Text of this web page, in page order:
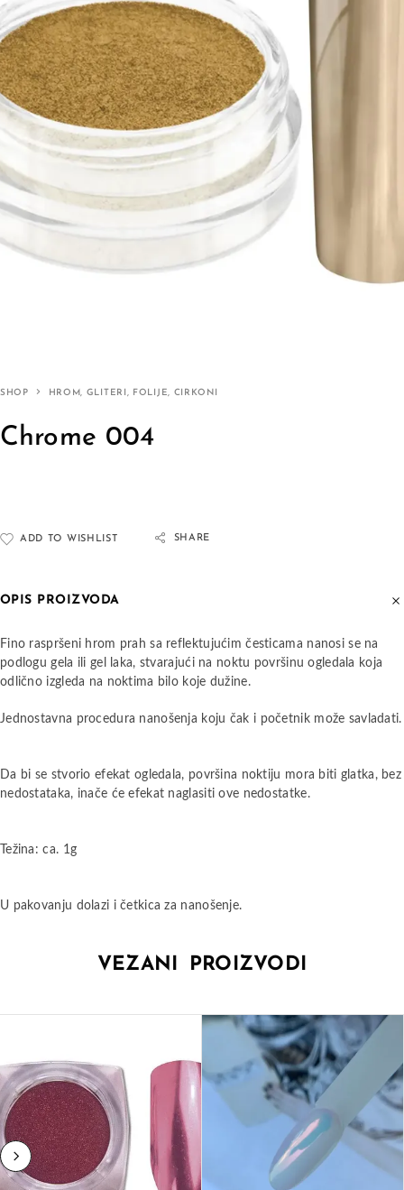
SHOP HROM, GLITERI, FOLIJE, CIRKONI
Chrome 004
ADD TO WISHLIST SHARE
OPIS PROIZVODA
Fino raspršeni hrom prah sa reflektujućim česticama nanosi se na
podlogu gela ili gel laka, stvarajući na noktu površinu ogledala koja
odlično izgleda na noktima bilo koje dužine.
Jednostavna procedura nanošenja koju čak i početnik može savladati.
Da bi se stvorio efekat ogledala, površina noktiju mora biti glatka, bez
nedostataka, inače će efekat naglasiti ove nedostatke.
Težina: ca. 1g
U pakovanju dolazi i četkica za nanošenje.
VEZANI PROIZVODI